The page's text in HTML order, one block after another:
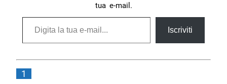
tua e-mail.
Digita la tua e-mail...
Iscriviti
1